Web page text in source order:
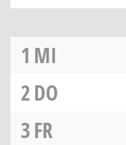
1 MI
2DO
3FR